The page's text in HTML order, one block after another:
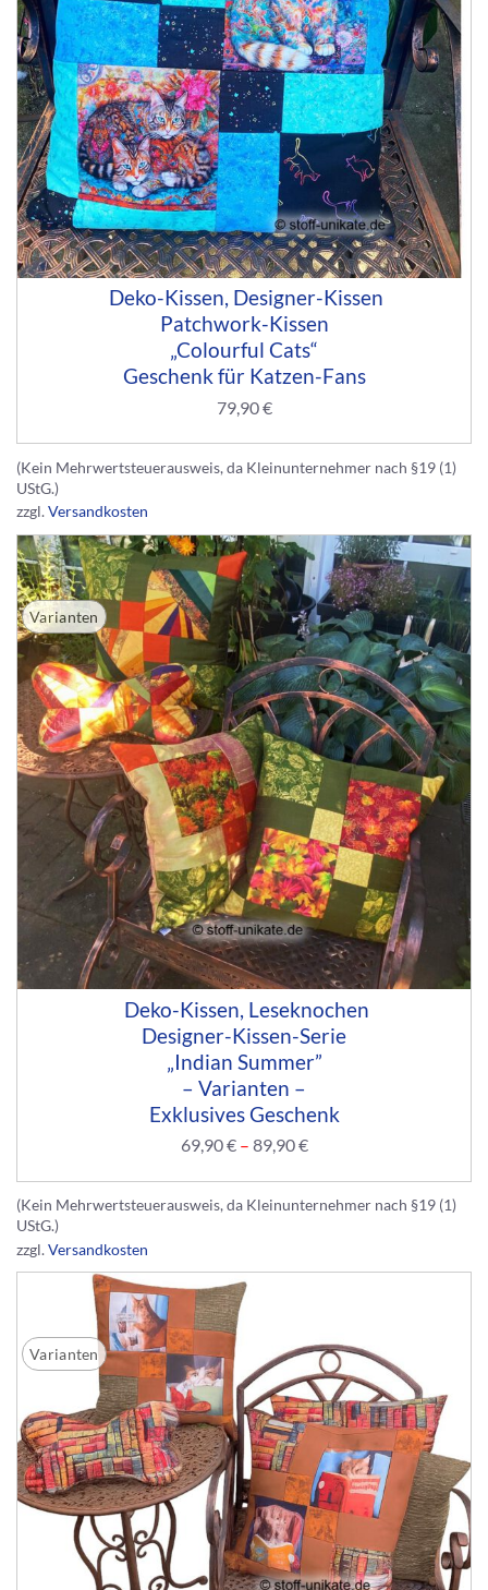
Deko-Kissen, Designer-Kissen
Patchwork-Kissen
„Colourful Cats“
Geschenk für Katzen-Fans
79,90€
(Kein Mehrwertsteuerausweis, da Kleinunternehmer nach §19 (1)
UStG.)
zzgl.Versandkosten
Varianten
Deko-Kissen, Leseknochen
Designer-Kissen-Serie
„Indian Summer”
– Varianten –
Exklusives Geschenk
69,90€– 89,90€
(Kein Mehrwertsteuerausweis, da Kleinunternehmer nach §19 (1)
UStG.)
zzgl.Versandkosten
Varianten